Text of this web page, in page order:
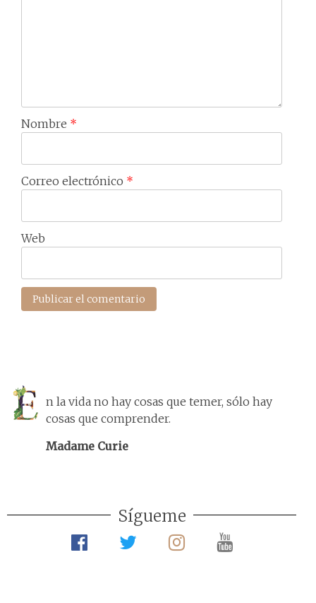
Nombre *
Correo electrónico *
Web
n la vida no hay cosas que temer, sólo hay
cosas que comprender.
Madame Curie
Sígueme